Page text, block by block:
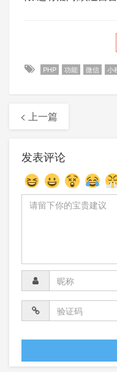
PHP 功能 微信 小
< 上一篇
发表评论